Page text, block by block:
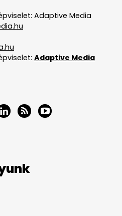
Adaptive Media
Adaptive Media